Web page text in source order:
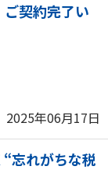
契約完了い
2025年06月17日
忘れがちな税